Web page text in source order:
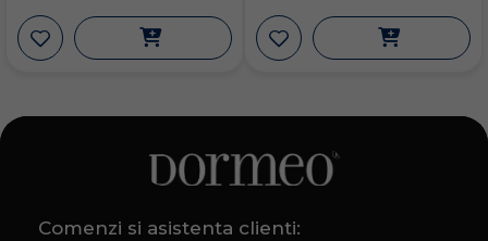
Comenzi si asistenta clienti: